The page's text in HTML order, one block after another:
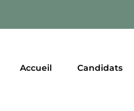
Accueil Candidats